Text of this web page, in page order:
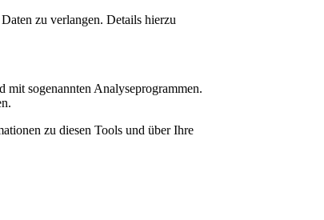
zu verlangen. Details hierzu
mit sogenannten Analyseprogrammen.
zu diesen Tools und über Ihre